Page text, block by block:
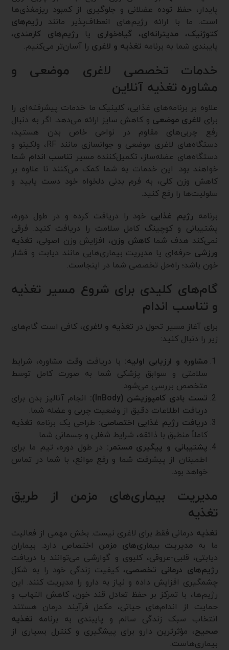
پایدار، حفظ توده عضلانی و جلوگیری از کمبود ریزمغذی‌ها
است. ما با ارائه رژیم‌های انعطاف‌پذیر مانند رژیم‌های
کتوژنیک،مدیترانه‌ای،گیاه‌خواری یا رژیم‌های کارمندی،
پایبندی شما به برنامه تغذیه و لاغری را آسان‌تر می‌کنیم.
خدمات تخصصی لاغری موضعی و
مشاوره تغذیه آنلاین
علاوه بر برنامه‌های غذایی، کلینیک ما خدمات پیشرفته‌ای را
برای لاغری موضعی و کاهش سایز ارائه می‌دهد. اگر به دنبال
رفع چربی‌های مقاوم در نواحی خاص بدن هستید،
دستگاه‌های لاغری موضعی و جوانسازی مانند RF، ولکینو و
دستگاه‌های عضله‌ساز، تکمیل‌کننده مسیر تناسب اندام شما
خواهند بود. این خدمات به شما کمک می‌کنند تا علاوه بر
کاهش وزن کلی، به فرم بدنی دلخواه خود دست یابید و
سلولیت‌ها را رفع کنید.
برنامهرژیم غذایی خود را دریافت کرده و در طول دوره،
پشتیبانی و کوچینگ کامل سلامت را دریافت کنید. فرقی
نمی‌کند هدف شماکاهش وزن، افزایش وزن اصولی، تغذیه
ورزشی حرفه‌ای یا مدیریت بیماری‌هایی مانند دیابت و فشار
خون باشد؛ راه‌حل تخصصی شما در اینجاست.
گام‌های کلیدی برای شروع مسیر تغذیه
و تناسب اندام
برای آغاز مسیر تحول در تغذیه و لاغری، کافی است گام‌های
زیر را دنبال کنید:
مشاوره و ارزیابی اولیه: با دریافت وقت مشاوره، شرایط
سلامتی و سوابق پزشکی شما به صورت کامل توسط
متخصص بررسی می‌شود.
تست بادی کامپوزیشن (InBody):
انجام آنالیز بدن برای
دریافت اطلاعات دقیق از وضعیت چربی و عضله شما.
دریافت رژیم غذایی اختصاصی: طراحی یک برنامه تغذیه
کاملاً منطبق با ذائقه، شرایط شغلی و جسمانی شما.
پشتیبانی و پیگیری مستمر: در طول دوره، تیم ما برای
اطمینان از پیشرفت شما و رفع موانع، با شما در تماس
خواهد بود.
مدیریت بیماری‌های مزمن از طریق
تغذیه
تغذیه درمانی فقط برای لاغری نیست. بخش مهمی از فعالیت
ما به مدیریت بیماری‌های مزمن اختصاص دارد. بیماران
دیابتی، قلبی-عروقی، کلیوی و گوارشی می‌توانند با دریافت
رژیم‌های درمانی تخصصی، کیفیت زندگی خود را به شکل
چشمگیری افزایش داده و نیاز به دارو را مدیریت کنند. این
رژیم‌ها، با تمرکز بر حفظ تعادل قند خون، کاهش التهاب و
حمایت از اندام‌های حیاتی، مکمل فرآیند درمان هستند.
انتخاب سبک زندگی سالم و پایبندی به برنامه تغذیه
صحیح، مؤثرترین دارو برای پیشگیری و کنترل بسیاری از
بیماری‌هاست.